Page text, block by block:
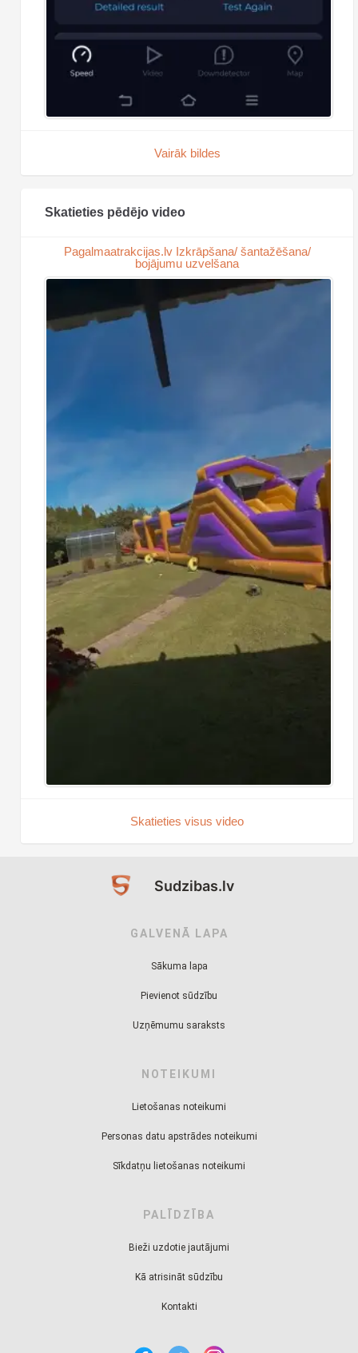
Vairāk bildes
Skatieties pēdējo video
Pagalmaatrakcijas.lv Izkrāpšana/ šantažēšana/
bojājumu uzvelšana
Skatieties visus video
Sudzibas.lv
GALVENĀ LAPA
Sākuma lapa
Pievienot sūdzību
Uzņēmumu saraksts
NOTEIKUMI
Lietošanas noteikumi
Personas datu apstrādes noteikumi
Sīkdatņu lietošanas noteikumi
PALĪDZĪBA
Bieži uzdotie jautājumi
Kā atrisināt sūdzību
Kontakti